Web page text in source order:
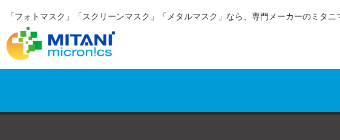
「フォトマスク」「スクリーンマスク」「メタルマスク」なら、専門メーカーのミタ